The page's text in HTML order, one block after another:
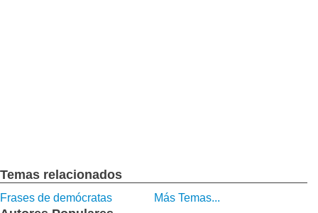
Temas relacionados
Frases de demócratas Más Temas...